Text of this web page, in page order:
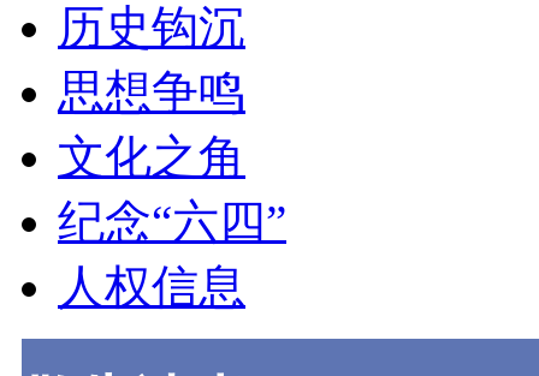
历史钩沉
思想争鸣
文化之角
纪念“六四”
人权信息